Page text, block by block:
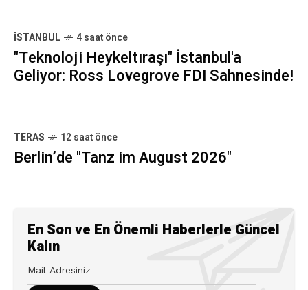
İSTANBUL 4 saat önce
"Teknoloji Heykeltıraşı" İstanbul'a
Geliyor: Ross Lovegrove FDI Sahnesinde!
TERAS 12 saat önce
Berlin’de "Tanz im August 2026"
En Son ve En Önemli Haberlerle Güncel
Kalın